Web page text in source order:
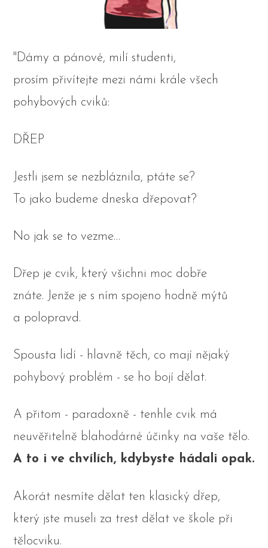
"Dámy a pánové, milí studenti,
prosím přivítejte mezi námi krále všech
pohybových cviků:
DŘEP
Jestli jsem se nezbláznila, ptáte se?
To jako budeme dneska dřepovat?
No jak se to vezme…
Dřep je cvik, který všichni moc dobře
znáte. Jenže je s ním spojeno hodně mýtů
a polopravd.
Spousta lidí - hlavně těch, co mají nějaký
pohybový problém - se ho bojí dělat.
A přitom - paradoxně - tenhle cvik má
neuvěřitelně blahodárné účinky na vaše tělo.
A to i ve chvílích, kdybyste hádali opak.
Akorát nesmíte dělat ten klasický dřep,
který jste museli za trest dělat ve škole při
tělocviku.